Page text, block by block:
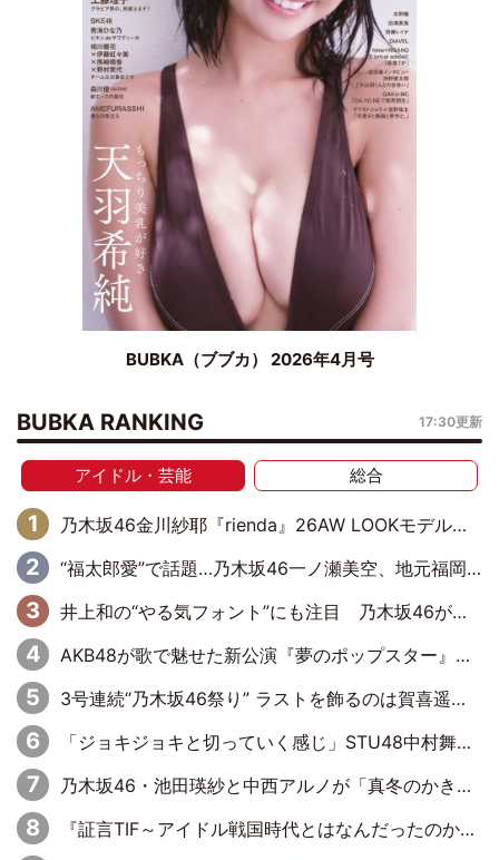
BUBKA（ブブカ） 2026年4月号
BUBKA RANKING 17:30更新
アイドル・芸能 総合
乃木坂46金川紗耶『rienda』26AW LOOKモデルに就任
“福太郎愛”で話題…乃木坂46一ノ瀬美空、地元福岡『めんべい25周年トップサポーター』に就任
井上和の“やる気フォント”にも注目 乃木坂46が挑んだ書道パフォーマンスの舞台裏
AKB48が歌で魅せた新公演『夢のポップスター』 初日から全身全霊のステージ
3号連続“乃木坂46祭り” ラストを飾るのは賀喜遥香…5年ぶりの登場に「5年分大人になった私を見ていただけたら」
「ジョキジョキと切っていく感じ」STU48中村舞、新しい挑戦は自らの手で
乃木坂46・池田瑛紗と中西アルノが「真冬のかき氷」騒動で火花散らす！ 因縁の裏にあるのは、逆境をともに“凌”ぐ似た者同士の絆
『証言TIF～アイドル戦国時代とはなんだったのか～』第11回：私立恵比寿中学・真山りか×安本彩花「TIFで10年ぶりのキョンシーメイクをしたら、場を完全に引かせてしまって。時代が変わったんだなって」